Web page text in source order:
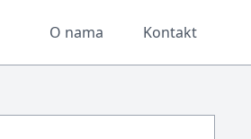
O nama Kontakt